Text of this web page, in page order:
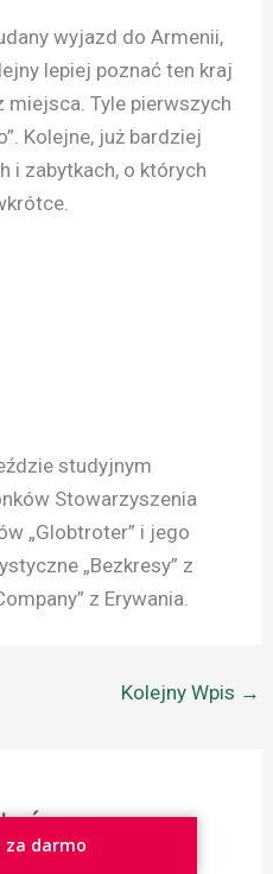
wyjazd do Armenii,
lepiej poznać ten kraj
miejsca. Tyle pierwszych
Kolejne, już bardziej
i zabytkach, o których
studyjnym
Stowarzyszenia
„Globtroter” i jego
„Bezkresy” z
z Erywania.
Kolejny Wpis →
za darmo